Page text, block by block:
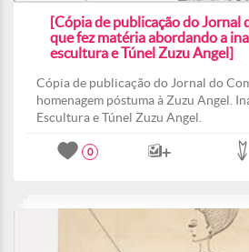
[Cópia de publicação do Jornal
que fez matéria abordando a
escultura e Túnel Zuzu Angel]
Cópia de publicação do Jornal do
homenagem póstuma à Zuzu Angel.
Escultura e Túnel Zuzu Angel.
0